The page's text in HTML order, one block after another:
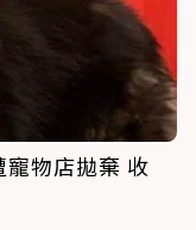
物店拋棄 收